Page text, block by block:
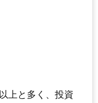
上と多く、投資